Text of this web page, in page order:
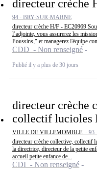
directeur crèche
94 - BRY-SUR-MARNE
directeur crèche H/F - EC20969
l’adjointe, vous assurerez les
Poussins," et managerez l'équipe
CDD - Non renseigné
Publié il y a plus de 30 jours
directeur crèche
collectif lucioles
VILLE DE VILLEMOMBLE - 93
directeur crèche collective, collectif
la directrice, directeur de la petite
accueil petite enfance de...
CDI - Non renseigné